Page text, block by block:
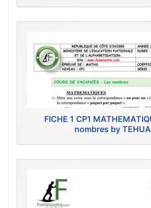
FICHE 1 CP1
nombres by TEHUA